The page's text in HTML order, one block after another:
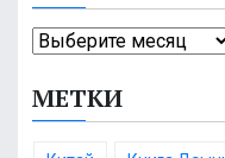
е
р
и
А
х
и
МЕТКИ